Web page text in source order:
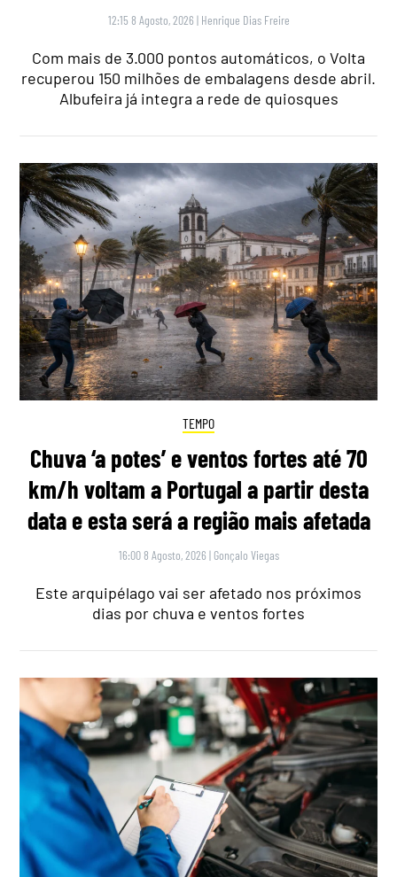
12:15 8 Agosto, 2026 | Henrique Dias Freire
Com mais de 3.000 pontos automáticos, o Volta
recuperou 150 milhões de embalagens desde abril.
Albufeira já integra a rede de quiosques
TEMPO
Chuva ‘a potes’ e ventos fortes até 70
km/h voltam a Portugal a partir desta
data e esta será a região mais afetada
16:00 8 Agosto, 2026 | Gonçalo Viegas
Este arquipélago vai ser afetado nos próximos
dias por chuva e ventos fortes